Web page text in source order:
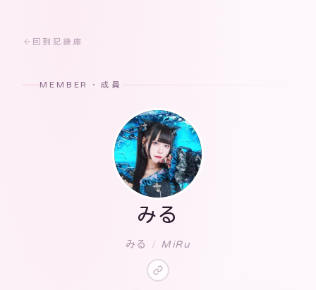
回到記錄庫
MEMBER · 成員
みる
みる / MiRu